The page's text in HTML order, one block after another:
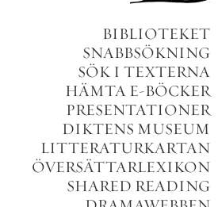
BIBLIOTEKET
SNABBSÖKNING
SÖK I TEXTERNA
HÄMTA E-BÖCKER
PRESENTATIONER
DIKTENS MUSEUM
LITTERATURKARTAN
ÖVERSÄTTARLEXIKON
SHARED READING